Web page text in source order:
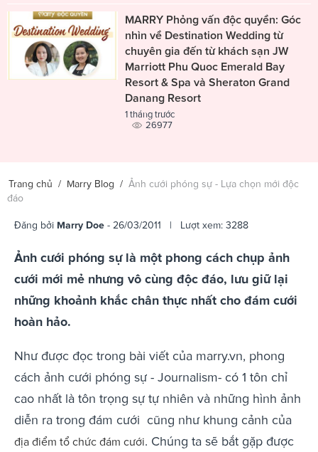
MARRY Phỏng vấn độc quyền: Góc
nhìn về Destination Wedding từ
chuyên gia đến từ khách sạn JW
Marriott Phu Quoc Emerald Bay
Resort & Spa và Sheraton Grand
Danang Resort
1 tháng trước
26977
Trang chủ / Marry Blog / Ảnh cưới phóng sự - Lựa chọn mới độc
đáo
Đăng bởi Marry Doe - 26/03/2011 | Lượt xem: 3288
Ảnh cưới phóng sự là một phong cách chụp ảnh
cưới mới mẻ nhưng vô cùng độc đáo, lưu giữ lại
những khoảnh khắc chân thực nhất cho đám cưới
hoàn hảo.
Như được đọc trong bài viết của marry.vn, phong
cách ảnh cưới phóng sự - Journalism- có 1 tôn chỉ
cao nhất là tôn trọng sự tự nhiên và những hình ảnh
diễn ra trong đám cưới cũng như khung cảnh của
địa điểm tổ chức đám cưới. Chúng ta sẽ bắt gặp được